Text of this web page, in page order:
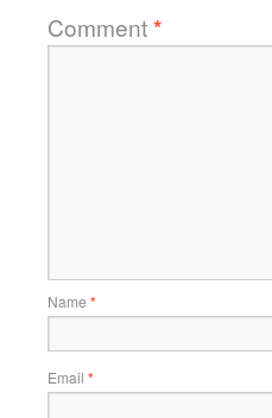
Comment*
Name *
Email *